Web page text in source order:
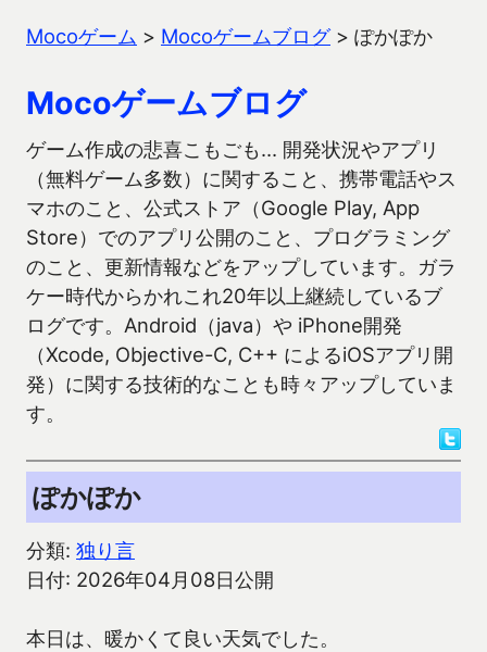
Mocoゲーム > Mocoゲームブログ> ぽかぽか
Mocoゲームブログ
ゲーム作成の悲喜こもごも… 開発状況やアプリ
（無料ゲーム多数）に関すること、携帯電話やス
マホのこと、公式ストア（Google Play, App
Store）でのアプリ公開のこと、プログラミング
のこと、更新情報などをアップしています。ガラ
ケー時代からかれこれ20年以上継続しているブ
ログです。Android（java）や iPhone開発
（Xcode, Objective-C, C++ によるiOSアプリ開
発）に関する技術的なことも時々アップしていま
す。
ぽかぽか
分類: 独り言
日付: 2026年04月08日公開
本日は、暖かくて良い天気でした。